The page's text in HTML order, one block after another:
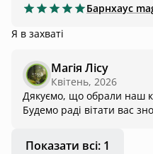
Барнхаус
Я в захваті
Магія Лісу
Квітень, 2026
Дякуємо, що обрали наш
Будемо раді вітати вас
Показати всі: 1